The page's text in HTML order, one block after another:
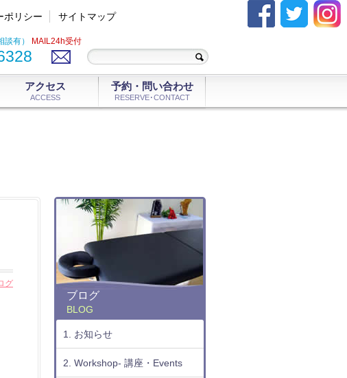
サイトマップ
ポリシー
有）
MAIL24h受付
アクセス
ACCESS
予約・問い合わせ
RESERVE･CONTACT
グ
ブログ
BLOG
1. お知らせ
2. Workshop- 講座・Events